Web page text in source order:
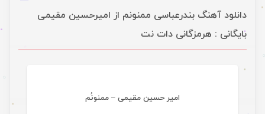
دانلود آهنگ بندرعباسی ممنونم از امیرحسین مقیمی
بایگانی : هرمزگانی دات نت
امیر حسین مقیمی – ممنونُم